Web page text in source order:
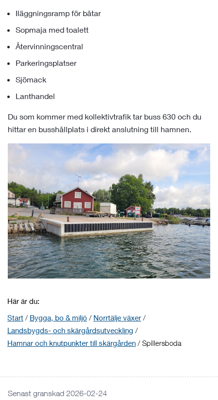
Iläggningsramp för båtar
Sopmaja med toalett
Återvinningscentral
Parkeringsplatser
Sjömack
Lanthandel
Du som kommer med kollektivtrafik tar buss 630 och du
hittar en busshållplats i direkt anslutning till hamnen.
Här är du:
Start / Bygga, bo & miljö / Norrtälje växer /
Landsbygds- och skärgårdsutveckling /
Hamnar och knutpunkter till skärgården / Spillersboda
Senast granskad 2026-02-24